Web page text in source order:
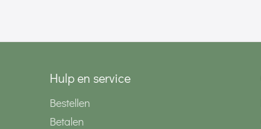
Hulp en service
Bestellen
Betalen